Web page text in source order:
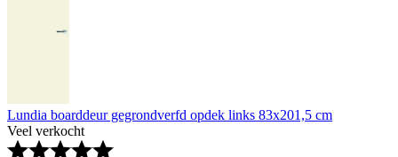
Lundia boarddeur gegrondverfd opdek links 83x201,5 cm
Veel verkocht